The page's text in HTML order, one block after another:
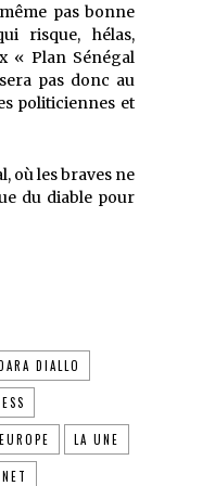
pas bonne
risque, hélas,
« Plan Sénégal
pas donc au
politiciennes et
où les braves ne
du diable pour
DIALLO
LA UNE